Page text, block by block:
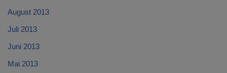
August 2013
Juli 2013
Juni 2013
Mai 2013